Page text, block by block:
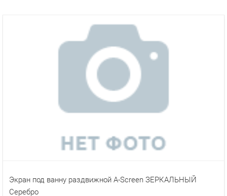
Экран под ванну раздвижной A-Screen ЗЕРКАЛЬНЫЙ
Серебро